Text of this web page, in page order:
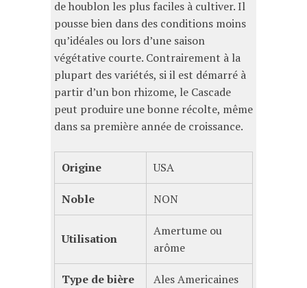
de houblon les plus faciles à cultiver. Il
pousse bien dans des conditions moins
qu’idéales ou lors d’une saison
végétative courte. Contrairement à la
plupart des variétés, si il est démarré à
partir d’un bon rhizome, le Cascade
peut produire une bonne récolte, même
dans sa première année de croissance.
Origine USA
Noble NON
Utilisation
Amertume ou
arôme
Type de bière Ales Americaines